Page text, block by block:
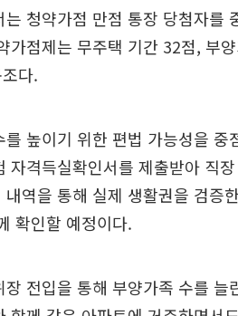
청약가점 만점 통장 당첨자를
가점제는 무주택 기간 32점, 부
다.
높이기 위한 편법 가능성을
자격득실확인서를 제출받아 직
역을 통해 실제 생활권을 검증
확인할 예정이다.
전입을 통해 부양가족 수를